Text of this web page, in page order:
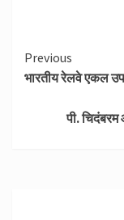
Continue
Reading
Previous
भारतीय रेलवे एकल
पी. चिदंबरम